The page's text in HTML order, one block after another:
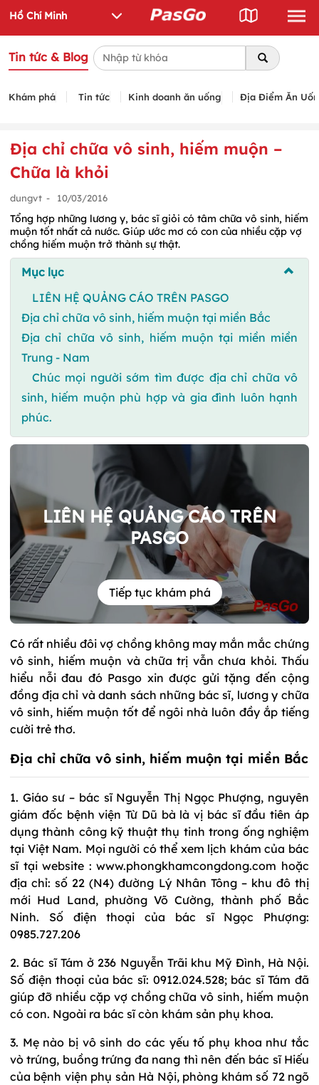
Tin tức & Blog
Khám phá Tin tức Kinh doanh ăn uống Địa Điểm Ăn
Địa chỉ chữa vô sinh, hiếm muộn –
Chữa là khỏi
dungvt - 10/03/2016
Tổng hợp những lương y, bác sĩ giỏi có tâm chữa vô sinh, hiếm
muộn tốt nhất cả nước. Giúp ước mơ có con của nhiều cặp vợ
chồng hiếm muộn trở thành sự thật.
Mục lục
LIÊN HỆ QUẢNG CÁO TRÊN PASGO
Địa chỉ chữa vô sinh, hiếm muộn tại miền Bắc
Địa chỉ chữa vô sinh, hiếm muộn tại miền miền
Trung - Nam
Chúc mọi người sớm tìm được địa chỉ chữa vô
sinh, hiếm muộn phù hợp và gia đình luôn hạnh
phúc.
LIÊN HỆ QUẢNG CÁO TRÊN
PASGO
Tiếp tục khám phá
Có rất nhiều đôi vợ chồng không may mắn mắc chứng
vô sinh, hiếm muộn và chữa trị vẫn chưa khỏi. Thấu
hiểu nỗi đau đó Pasgo xin được gửi tặng đến cộng
đồng địa chỉ và danh sách những bác sĩ, lương y chữa
vô sinh, hiếm muộn tốt để ngôi nhà luôn đầy ắp tiếng
cười trẻ thơ.
Địa chỉ chữa vô sinh, hiếm muộn tại miền Bắc
1. Giáo sư – bác sĩ Nguyễn Thị Ngọc Phượng, nguyên
giám đốc bệnh viện Từ Dũ bà là vị bác sĩ đầu tiên áp
dụng thành công kỹ thuật thụ tinh trong ống nghiệm
tại Việt Nam. Mọi người có thể xem lịch khám của bác
sĩ tại website : www.phongkhamcongdong.com hoặc
địa chỉ: số 22 (N4) đường Lý Nhân Tông – khu đô thị
mới Hud Land, phường Võ Cường, thành phố Bắc
Ninh. Số điện thoại của bác sĩ Ngọc Phượng:
0985.727.206
2. Bác sĩ Tám ở 236 Nguyễn Trãi khu Mỹ Đình, Hà Nội.
Số điện thoại của bác sĩ: 0912.024.528; bác sĩ Tám đã
giúp đỡ nhiều cặp vợ chồng chữa vô sinh, hiếm muộn
có con. Ngoài ra bác sĩ còn khám sản phụ khoa.
3. Mẹ nào bị vô sinh do các yếu tố phụ khoa như tắc
vò trứng, buồng trứng đa nang thì nên đến bác sĩ Hiếu
của bệnh viện phụ sản Hà Nội, phòng khám số 72 ngõ